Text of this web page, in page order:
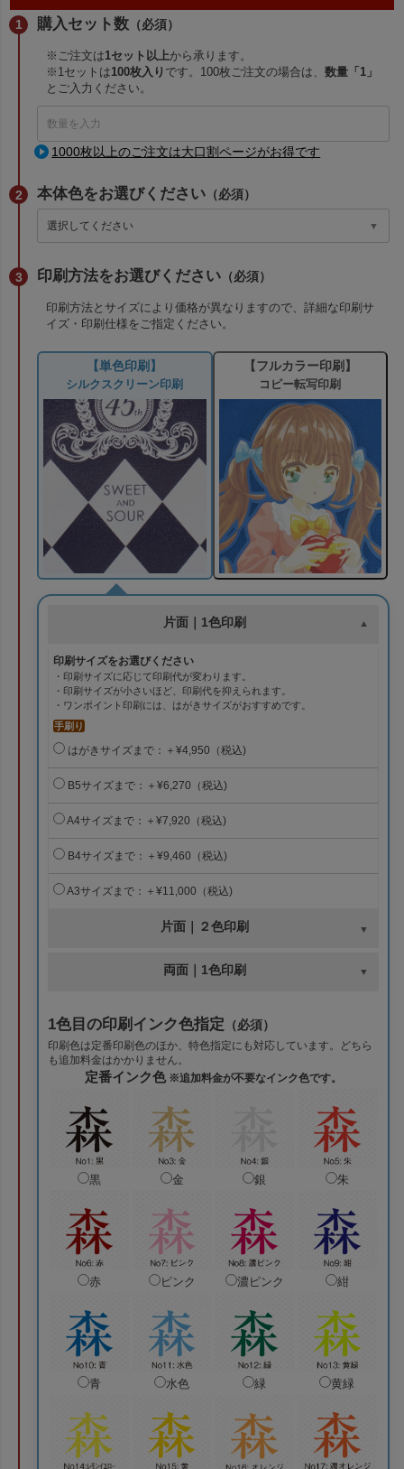
購入セット数 （必須）
※ご注文は1セット以上から承ります。
※1セットは100枚入り です。100枚ご注文の場合は、数量「1」
とご入力ください。
1000枚以上のご注文は大口割ページがお得です
本体色をお選びください （必須）
印刷方法をお選びください （必須）
印刷方法とサイズにより価格が異なりますので、詳細な印刷サ
イズ・印刷仕様をご指定ください。
【単色印刷】
シルクスクリーン印刷
【フルカラー印刷】
コピー転写印刷
片面｜1色印刷
印刷サイズをお選びください
・印刷サイズに応じて印刷代が変わります。
・印刷サイズが小さいほど、印刷代を抑えられます。
・ワンポイント印刷には、はがきサイズがおすすめです。
手刷り
はがきサイズまで：＋¥4,950（税込)
B5サイズまで：＋¥6,270（税込)
A4サイズまで：＋¥7,920（税込)
B4サイズまで：＋¥9,460（税込)
A3サイズまで：＋¥11,000（税込)
片面｜２色印刷
両面｜1色印刷
1色目の印刷インク色指定 （必須）
印刷色は定番印刷色のほか、特色指定にも対応しています。どちら
も追加料金はかかりません。
定番インク色※追加料金が不要なインク色です。
黒 金 銀 朱
赤 ピンク 濃ピンク 紺
青 水色 緑 黄緑